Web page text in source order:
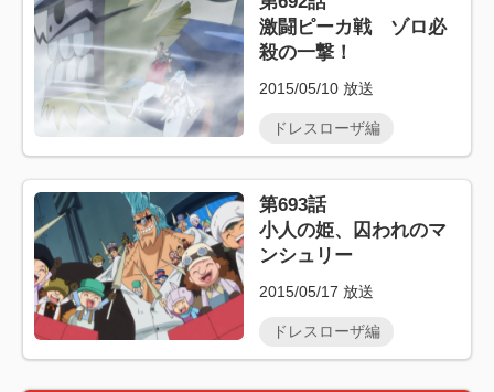
激闘ピーカ戦 ゾロ必
殺の一撃！
2015/05/10 放送
ドレスローザ編
第693話
小人の姫、囚われのマ
ンシュリー
2015/05/17 放送
ドレスローザ編